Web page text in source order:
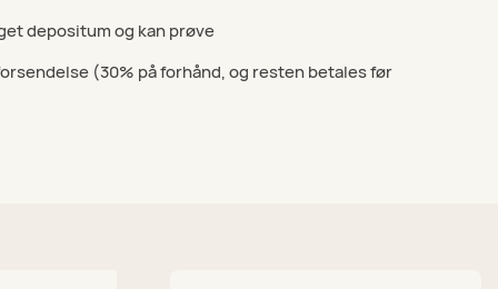
depositum og kan prøve
(30% på forhånd, og resten betales før